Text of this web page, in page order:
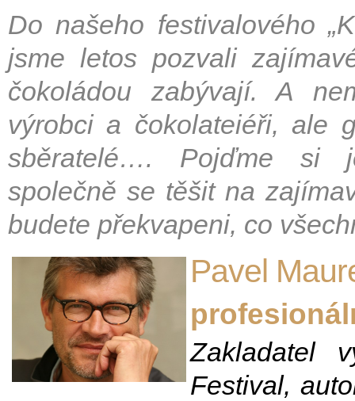
Do našeho festivalového
jsme letos pozvali
čokoládou zabývají. A
výrobci a čokolateiéři, ale
sběratelé…. Pojďme si
společně se těšit na
budete překvapeni, co
Pavel
Zakladatel
Festival,